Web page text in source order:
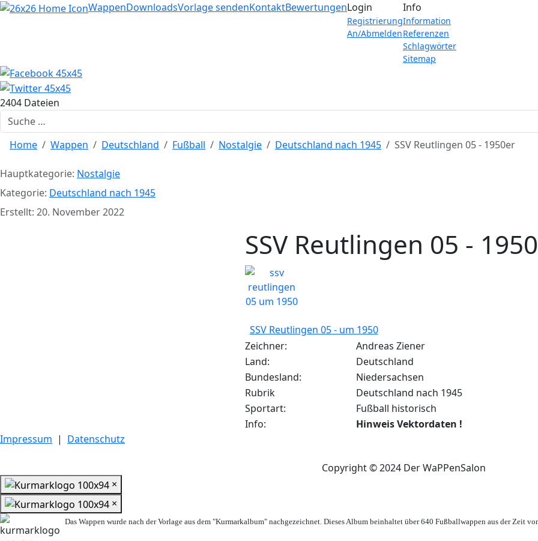
Home
WappenDownloadsVorlage sendenKontaktBewertungenLogin
Registrierung
An/Abmelden
Info
Information
Referenzen
Schlagwörter
Sitemap
2404 Dateien
Suchen
Home Wappen Deutschland Fußball Nostalgie Deutschland nach 1945 SSV Reutlingen 05 - 1950er
Hauptkategorie: Nostalgie
Kategorie: Deutschland nach 1945
Erstellt: 20. November 2022
SSV Reutlingen 05 -
SSV Reutlingen 05 - um 1950
Zeichner:
Andreas Ziener
Land:
Deutschland
Bundesland:
Niedersachsen
Rubrik
Deutschland nach 1945
Sportart:
Fußball historisch
Info:
Hinweis Vektordaten !
Impressum | Datenschutz
Copyright © 2024 Der WaPPenSalon
×
×
Das Wappen wurde nach der Vorlage aus dem "Kurmarkalbum" nachgezeichnet. Dieses Album beinhaltet über 640 Fußballwappen aus der Zeit